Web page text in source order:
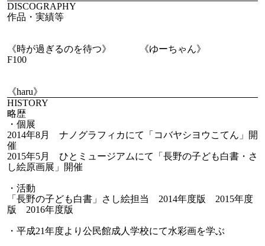
DISCOGRAPHY
作品・実績等
《時が過ぎるのを待つ》
F100
《ゆーちゃん》
《haru》
HISTORY
略歴
・個展
2014年8月 ナノグラフィカにて「コバヤシヨウこてん」開
催
2015年5月 ひとミュージアムにて「長野の子ども白書・さ
し絵原画展」開催
・活動
「長野の子ども白書」さし絵担当 2014年度版 2015年度
版 2016年度版
・平成21年度より公民館成人学校にて水彩画を学ぶ